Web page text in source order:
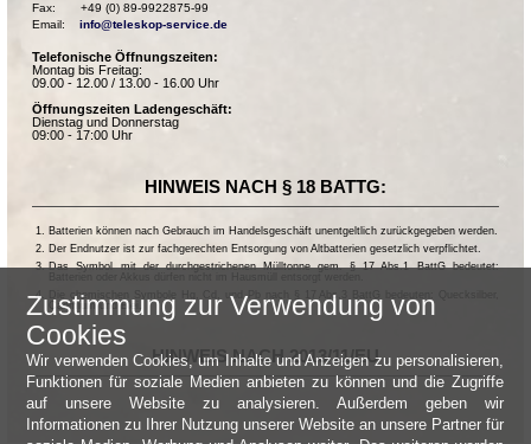
Fax:       +49 (0) 89-9922875-99
Email: info@teleskop-service.de
Telefonische Öffnungszeiten:
Montag bis Freitag:
09.00 - 12.00 / 13.00 - 16.00 Uhr
Öffnungszeiten Ladengeschäft:
Dienstag und Donnerstag
09:00 - 17:00 Uhr
HINWEIS NACH § 18 BATTG:
Batterien können nach Gebrauch im Handelsgeschäft unentgeltlich zurückgegeben werden.
Der Endnutzer ist zur fachgerechten Entsorgung von Altbatterien gesetzlich verpflichtet.
Das Symbol mit der durchgestrichenen Mülltonne gem. § 17 Abs.1 BattG bedeutet:
Die chemischen Symbole Hg, Cd, und Pb nach § 17 Abs.3 BattG bedeuten: Quecksilber,
Cadmium und Blei.
HINWEIS NACH 2013/11/EU
Zustimmung zur Verwendung von
Cookies
Wir verwenden Cookies, um Inhalte und Anzeigen zu personalisieren,
Funktionen für soziale Medien anbieten zu können und die Zugriffe
auf unsere Website zu analysieren. Außerdem geben wir
Informationen zu Ihrer Nutzung unserer Website an unsere Partner für